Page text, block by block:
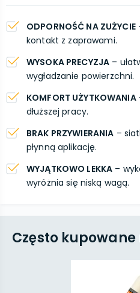
ODPORNOŚĆ NA ZUŻYCIE
kontakt z zaprawami.
WYSOKA PRECYZJA –
wygładzanie powierzchni.
KOMFORT UŻYTKOWANIA
dłuższej pracy.
BRAK PRZYWIERANIA –
płynną aplikację.
WYJĄTKOWO LEKKA –
wyróżnia się niską wagą.
Często